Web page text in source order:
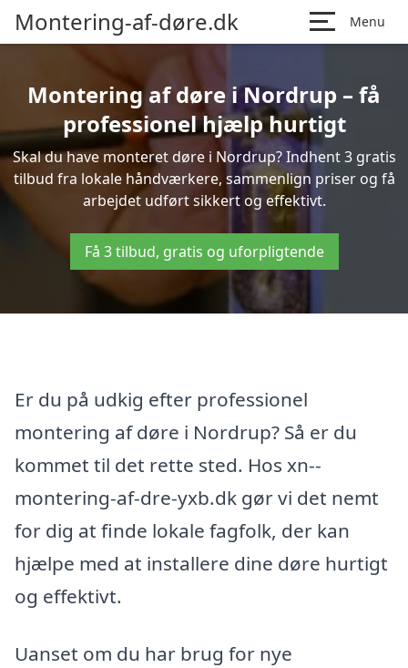
Montering-af-døre.dk Menu
Montering af døre i Nordrup – få
professionel hjælp hurtigt
Skal du have monteret døre i Nordrup? Indhent 3 gratis
tilbud fra lokale håndværkere, sammenlign priser og få
arbejdet udført sikkert og effektivt.
Få 3 tilbud, gratis og uforpligtende
Er du på udkig efter professionel
montering af døre i Nordrup? Så er du
kommet til det rette sted. Hos xn--
montering-af-dre-yxb.dk gør vi det nemt
for dig at finde lokale fagfolk, der kan
hjælpe med at installere dine døre hurtigt
og effektivt.
Uanset om du har brug for nye